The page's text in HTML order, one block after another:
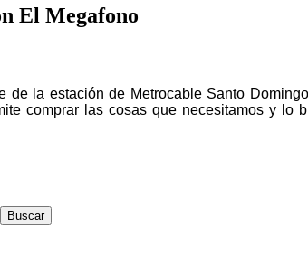
El Megafono
de la estación de Metrocable Santo
comprar las cosas que necesitamos y